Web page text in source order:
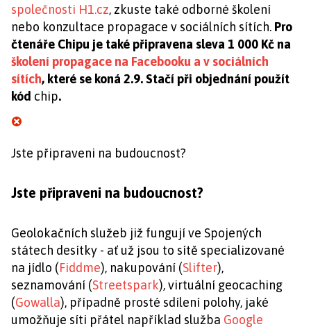
společnosti H1.cz, zkuste také odborné školení
nebo konzultace propagace v sociálních sítích. Pro
čtenáře Chipu je také připravena sleva 1 000 Kč na
školení propagace na Facebooku a v sociálních
sítích, které se koná 2.9. Stačí při objednání použít
kód chip.
Jste připraveni na budoucnost?
Jste připraveni na budoucnost?
Geolokačních služeb již fungují ve Spojených
státech desítky - ať už jsou to sítě specializované
na jídlo (Fiddme), nakupování (Slifter),
seznamování (Streetspark), virtuální geocaching
(Gowalla), případně prosté sdílení polohy, jaké
umožňuje síti přátel například služba Google